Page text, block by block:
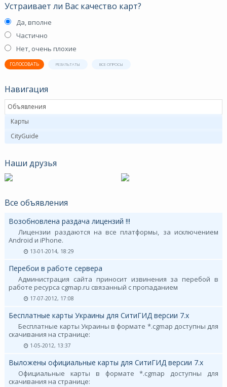
Устраивает ли Вас качество карт?
Да, вполне
Частично
Нет, очень плохие
ГОЛОСОВАТЬ РЕЗУЛЬТАТЫ ВСЕ ОПРОСЫ
Навигация
Объявления
Карты
CityGuide
Наши друзья
Все объявления
Возобновлена раздача лицензий !!!
Лицензии раздаются на все платформы, за исключением
Android и iPhone.
13-01-2014, 18:29
Перебои в работе сервера
Администрация сайта приносит извинения за перебой в
работе ресурса cgmap.ru связанный с пропаданием
17-07-2012, 17:08
Бесплатные карты Украины для СитиГИД версии 7.х
Бесплатные карты Украины в формате *.cgmap доступны для
скачивания на странице:
1-05-2012, 13:37
Выложены официальные карты для СитиГИД версии 7.х
Официальные карты в формате *.cgmap доступны для
скачивания на странице: